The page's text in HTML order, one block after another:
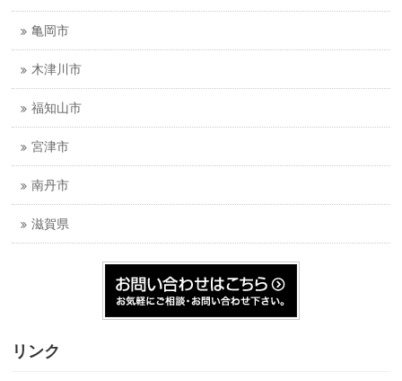
亀岡市
木津川市
福知山市
宮津市
南丹市
滋賀県
リンク